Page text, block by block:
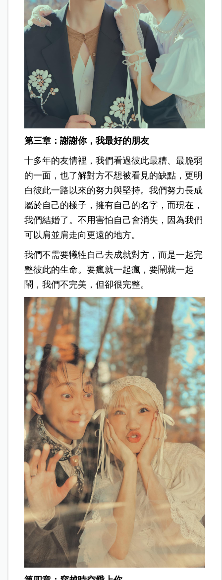
第三章：謝謝你，我最好的朋友
十多年的友情裡，我們看過彼此最糟、最脆弱
的一面，也了解對方不想被看見的缺點，更明
白彼此一路以來的努力與堅持。我們努力長成
屬於自己的樣子，擁有自己的名字，而現在，
我們結婚了。不用害怕自己會消失，因為我們
可以肩並肩走向更遠的地方。
我們不需要犧牲自己去成就對方，而是一起完
整彼此的生命。要瘋就一起瘋，要鬧就一起
鬧，我們不完美，但卻很完整。